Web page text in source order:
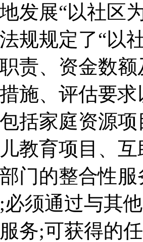
发展“以社区
规规定了“以
责、资金数
施、评估要
括家庭资源
教育项目、
门的整合性
须通过与其
务;可获得的